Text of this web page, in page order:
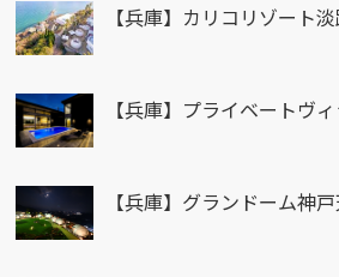
【兵庫】カリコリゾート
【兵庫】プライベートヴ
【兵庫】グランドーム神